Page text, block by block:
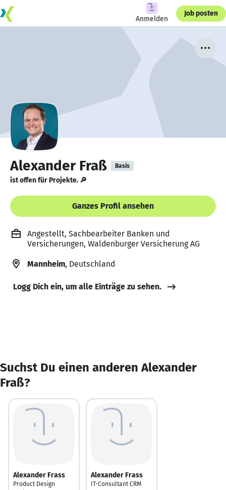
Anmelden
Job posten
Alexander Fraß Basis
ist offen für Projekte. 🔎
Ganzes Profil ansehen
Angestellt, Sachbearbeiter Banken und
Versicherungen, Waldenburger Versicherung AG
Mannheim, Deutschland
Logg Dich ein, um alle Einträge zu sehen.
Suchst Du einen anderen Alexander
Fraß?
Alexander Frass
Product Design
Alexander Frass
IT-Consultant CRM